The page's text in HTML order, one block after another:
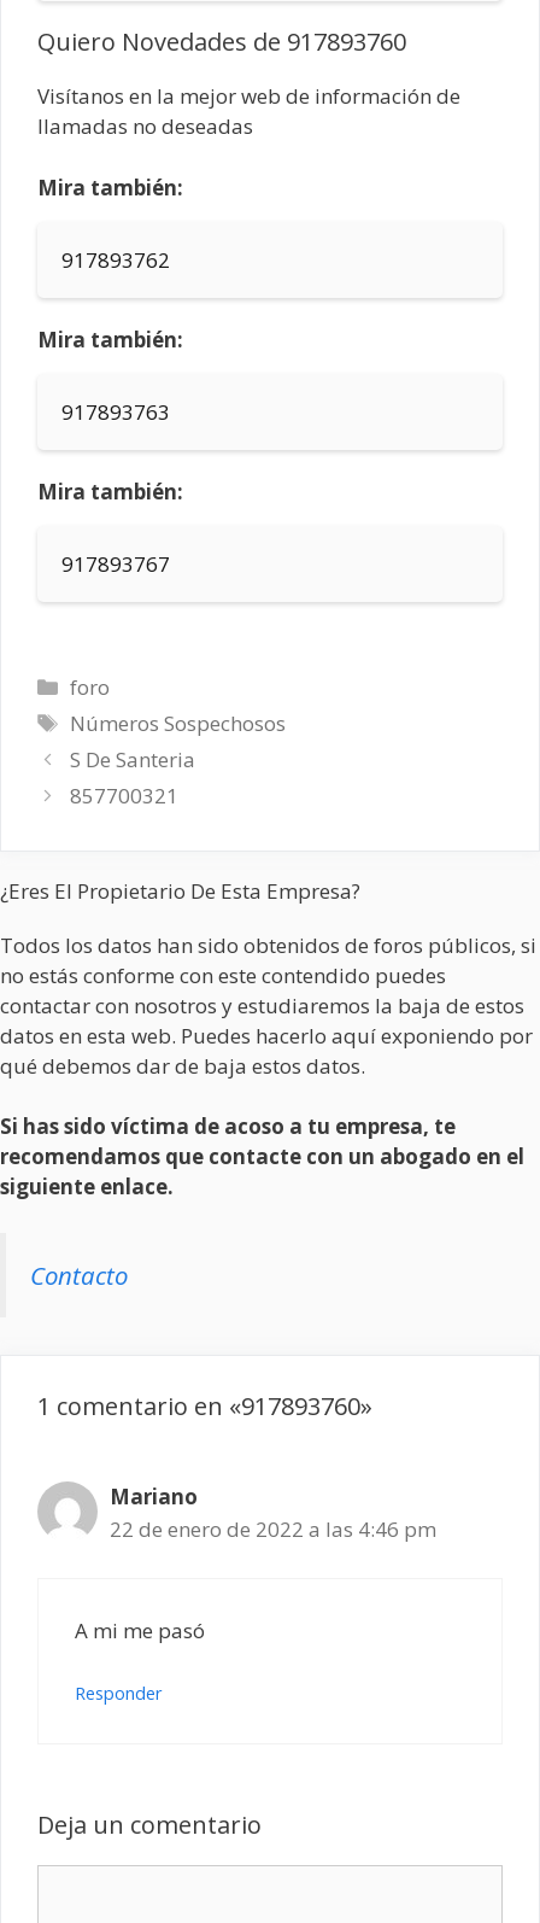
Quiero Novedades de 917893760
Visítanos en la mejor web de información de
llamadas no deseadas
Mira también:
917893762
Mira también:
917893763
Mira también:
917893767
Categorías
foro
Etiquetas
Números Sospechosos
S De Santeria
857700321
¿Eres El Propietario De Esta Empresa?
Todos los datos han sido obtenidos de foros públicos, si
no estás conforme con este contendido puedes
contactar con nosotros y estudiaremos la baja de estos
datos en esta web. Puedes hacerlo aquí exponiendo por
qué debemos dar de baja estos datos.
Si has sido víctima de acoso a tu empresa, te
recomendamos que contacte con un abogado en el
siguiente enlace.
Contacto
1 comentario en «917893760»
Mariano
22 de enero de 2022 a las 4:46 pm
A mi me pasó
Responder
Deja un comentario